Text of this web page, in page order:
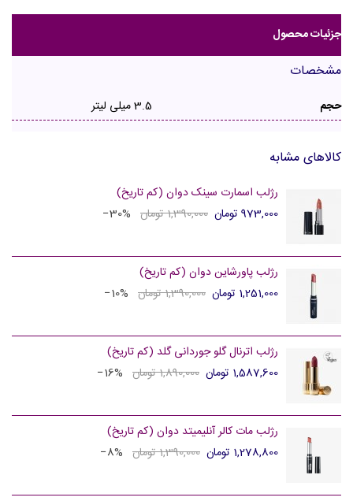
جزئیات محصول
مشخصات
حجم 3.5 میلی لیتر
کالاهای مشابه
رژلب اسمارت سینک دوان (کم تاریخ)
973,000 تومان
1,390,000 تومان ‎−30%
رژلب پاورشاین دوان (کم تاریخ)
1,251,000 تومان
1,390,000 تومان ‎−10%
رژلب اترنال گلو جوردانی گلد (کم تاریخ)
1,587,600 تومان
1,890,000 تومان ‎−16%
رژلب مات کالر آنلیمیتد دوان (کم تاریخ)
1,278,800 تومان
1,390,000 تومان ‎−8%